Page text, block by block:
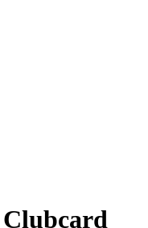
Clubcard